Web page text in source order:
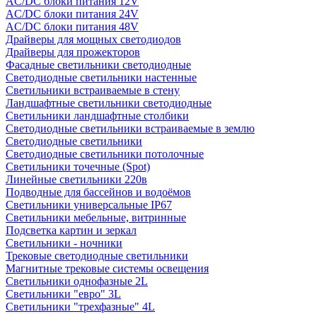
AC/DC блоки питания 24V
AC/DC блоки питания 48V
Драйверы для мощных светодиодов
Драйверы для прожекторов
Фасадные светильники светодиодные
Светодиодные светильники настенные
Светильники встраиваемые в стену
Ландшафтные светильники светодиодные
Светильники ландшафтные столбики
Светодиодные светильники встраиваемые в землю
Светодиодные светильники
Светодиодные светильники потолочные
Светильники точечные (Spot)
Линейные светильники 220в
Подводные для бассейнов и водоёмов
Светильники универсальные IP67
Светильники мебельные, витринные
Подсветка картин и зеркал
Светильники - ночники
Трековые светодиодные светильники
Магнитные трековые системы освещения
Светильники однофазные 2L
Светильники "евро" 3L
Светильники "трехфазные" 4L